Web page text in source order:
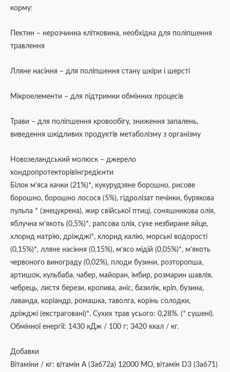
корму:
Пектин – нерозчинна клітковина, необхідна для поліпшення
травлення
Лляне насіння – для поліпшення стану шкіри і шерсті
Мікроелементи – для підтримки обмінних процесів
Трави – для поліпшення кровообігу, зниження запалень,
виведення шкідливих продуктів метаболізму з організму
Новозеландський молюск – джерело
хондропротекторівІнгредієнти
Білок м’яса качки (21%)*, кукурудзяне борошно, рисове
борошно, борошно лосося (5%), гідролізат печінки, бурякова
пульпа * (знецукрена), жир свійської птиці, соняшникова олія,
яблучна м’якоть (0,5%)*, рапсова олія, сухе незбиране яйце,
хлорид натрію, дріжджі*, хлорид калію, морські водорості
(0,15%)*, лляне насіння (0,15%), м’ясо мідій (0,05%)*, м’якоть
червоного винограду (0,02%), плоди бузини, розторопша,
артишок, кульбаба, чабер, майоран, імбир, розмарин шавлія,
чебрець, листя берези, кропива, аніс, базилік, кріп, бузина,
лаванда, коріандр, ромашка, таволга, корінь солодки,
дріжджі (екстраговані)*. Сухих трав усього: 0,28%. (* сушені).
Обмінної енергії: 1430 кДж / 100 г; 3420 ккал / кг.
Добавки
Вітаміни / кг: вітамін A (3а672а) 12000 МО, вітамін D3 (3a671)